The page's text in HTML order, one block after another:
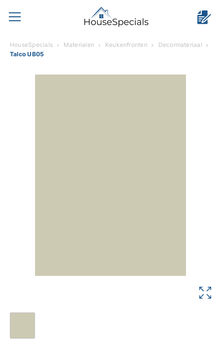
HouseSpecials Materialen Keukenfronten
Decormateriaal
Talco UB05